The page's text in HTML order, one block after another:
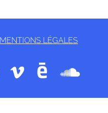
MENTIONS LÉGALES